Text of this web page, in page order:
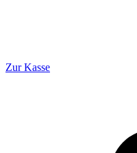
Zur Kasse